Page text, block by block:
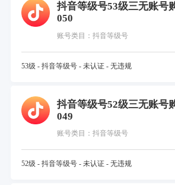
抖音等级号53级三无账号
050
账号类目：抖音等级号
53级 - 抖音等级号 - 未认证 - 无违规
抖音等级号52级三无账号
049
账号类目：抖音等级号
52级 - 抖音等级号 - 未认证 - 无违规